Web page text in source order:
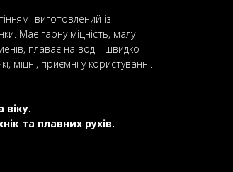
виготовлений із
Має гарну міцність, малу
плаває на воді і швидко
міцні, приємні у користуванні.
віку.
та плавних рухів.